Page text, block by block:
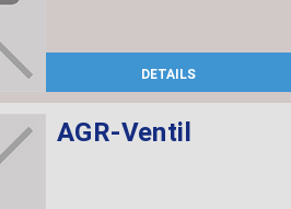
DETAILS
AGR-Ventil